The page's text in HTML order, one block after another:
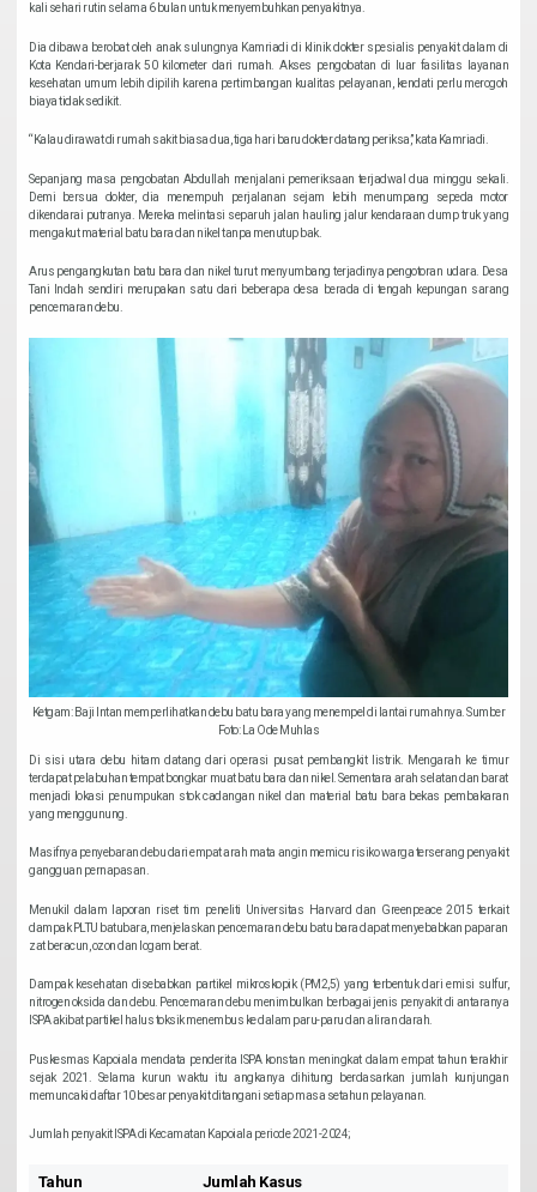
kali sehari rutin selama 6 bulan untuk menyembuhkan penyakitnya.
Dia dibawa berobat oleh anak sulungnya Kamriadi di klinik dokter spesialis penyakit dalam di
Kota Kendari-berjarak 50 kilometer dari rumah. Akses pengobatan di luar fasilitas layanan
kesehatan umum lebih dipilih karena pertimbangan kualitas pelayanan, kendati perlu merogoh
biaya tidak sedikit.
“Kalau dirawat di rumah sakit biasa dua, tiga hari baru dokter datang periksa,” kata Kamriadi.
Sepanjang masa pengobatan Abdullah menjalani pemeriksaan terjadwal dua minggu sekali.
Demi bersua dokter, dia menempuh perjalanan sejam lebih menumpang sepeda motor
dikendarai putranya. Mereka melintasi separuh jalan hauling jalur kendaraan dump truk yang
mengakut material batu bara dan nikel tanpa menutup bak.
Arus pengangkutan batu bara dan nikel turut menyumbang terjadinya pengotoran udara. Desa
Tani Indah sendiri merupakan satu dari beberapa desa berada di tengah kepungan sarang
pencemaran debu.
Ketgam: Baji Intan memperlihatkan debu batu bara yang menempel di lantai rumahnya. Sumber
Foto: La Ode Muhlas
Di sisi utara debu hitam datang dari operasi pusat pembangkit listrik. Mengarah ke timur
terdapat pelabuhan tempat bongkar muat batu bara dan nikel. Sementara arah selatan dan barat
menjadi lokasi penumpukan stok cadangan nikel dan material batu bara bekas pembakaran
yang menggunung.
Masifnya penyebaran debu dari empat arah mata angin memicu risiko warga terserang penyakit
gangguan pernapasan.
Menukil dalam laporan riset tim peneliti Universitas Harvard dan Greenpeace 2015 terkait
dampak PLTU batubara, menjelaskan pencemaran debu batu bara dapat menyebabkan paparan
zat beracun, ozon dan logam berat.
Dampak kesehatan disebabkan partikel mikroskopik (PM2,5) yang terbentuk dari emisi sulfur,
nitrogen oksida dan debu. Pencemaran debu menimbulkan berbagai jenis penyakit di antaranya
ISPA akibat partikel halus toksik menembus ke dalam paru-paru dan aliran darah.
Puskesmas Kapoiala mendata penderita ISPA konstan meningkat dalam empat tahun terakhir
sejak 2021. Selama kurun waktu itu angkanya dihitung berdasarkan jumlah kunjungan
memuncaki daftar 10 besar penyakit ditangani setiap masa setahun pelayanan.
Jumlah penyakit ISPA di Kecamatan Kapoiala periode 2021-2024;
Tahun
Jumlah Kasus